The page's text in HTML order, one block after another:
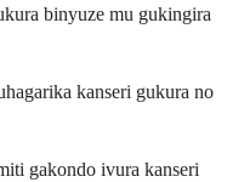
binyuze mu gukingira
kanseri gukura no
gakondo ivura kanseri